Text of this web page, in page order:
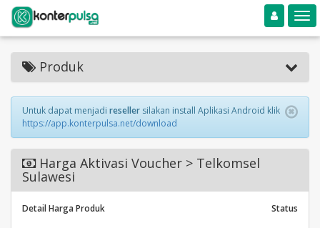
Toggle navigation
Produk
Untuk dapat menjadi reseller silakan install Aplikasi Android klik
https://app.konterpulsa.net/download
Harga Aktivasi Voucher > Telkomsel
Sulawesi
Detail Harga Produk Status